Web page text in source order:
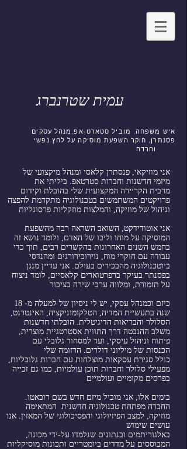
עמית שטרנברג
איש משפחה, מוביל סטארט-אפ,מנהל עסקים
פסנתרן, חוקר השפעת מוסיקה על לחץ נפשי
אני מוזיקאי, פנסתרן קלאסי ומנהל מיקצועי של
מיזמי חדשנות וחברות סטרטאפ. ביליתי את
מרבית הקריירה המקצועית שלי בהובלת וקידום
פרויקטים המשתמשים בטכנולוגיה מתקדמת להפצה
וניהול של מוזיקה, והמלצות מוזקליות פרסונליות
אני אוטודידקט, השואב השראה רבה מהשפעת
המוסיקה על מוחו וליבו של האדם, ולומד נושא זה
בחמש השנים האחרונות בהקשרים רבים, תוך כדי
עבודה עם חוקרי מוח, נוירוכירורגים ומהנדסי
ביוטכנולוגיה מהבכירים בעולם. אני עדיין מנגן
בפסנתר בעיקר ברפרטוארים קלאסיים, לומד ניצוח
על תזמורת, ומלווה ערבי שירה בציבור
כיזם וכמנהל עסקי, יש לי ניסיון של למעלה מ- 18
שנה בתעשיית המדיה, הטלקומוניקציה, האינטרנט,
הסלולר והבריאות הדיגיטלית. הובלתי חדשנות
משלב ההנבטה דרך התווית אסטרטגיית מוצרית,
פיתוח וניהול עיסקי, ועד למסחור גלובלי עם
הכנסות של מיליוני דולרים. הרזומה שלי
כולל סגירת עסקאות מוצלחות עם חברות גלובליות,
מפעילי סלולר וחברות תוכן עולמיות, כמו גם זכייה
בפרסים מקומיים ועולמיים
בימים אלו, אני מוביל מיזם חדש בשם רובאטו.
החברה מפתחת טכנולוגיה חדשנית המתאימה
מוזיקה, למצב הפיזיולוגי והפסיכולוגי של המאזין. אנו
עושים שימוש
המבוססים על מדדים ביומטריים ותכונות מוסיקליות